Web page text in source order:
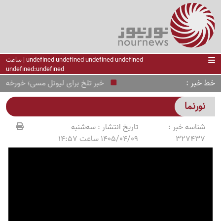
undefined undefined undefined undefined | ساعت
undefined:undefined
خط خبر خبر تلخ برای لیونل مسی؛ خورخه مسی در 68
نورنما
شناسه خبر :
327437
تاریخ انتشار :سه‌شنبه
1405/04/09 ساعت 14:57